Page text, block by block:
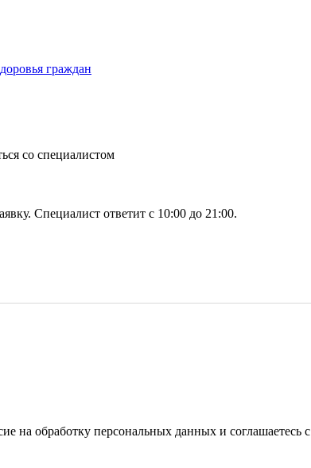
граждан
со специалистом
Специалист ответит с 10:00 до 21:00.
на обработку персональных данных и соглашаетесь с